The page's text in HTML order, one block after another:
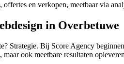
en verkopen, meetbaar via
in Overbetuwe
Strategie. Bij Score Agency
ook meetbare resultaten